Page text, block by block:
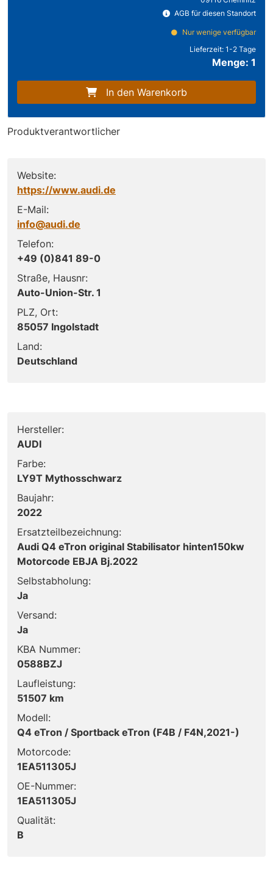
AGB für diesen Standort
Nur wenige verfügbar
Lieferzeit: 1-2 Tage
Menge: 1
In den Warenkorb
Produktverantwortlicher
Website:
https://www.audi.de
E-Mail:
info@audi.de
Telefon:
+49 (0)841 89-0
Straße, Hausnr:
Auto-Union-Str. 1
PLZ, Ort:
85057 Ingolstadt
Land:
Deutschland
Hersteller:
AUDI
Farbe:
LY9T Mythosschwarz
Baujahr:
2022
Ersatzteilbezeichnung:
Audi Q4 eTron original Stabilisator hinten150kw
Motorcode EBJA Bj.2022
Selbstabholung:
Ja
Versand:
Ja
KBA Nummer:
0588BZJ
Laufleistung:
51507 km
Modell:
Q4 eTron / Sportback eTron (F4B / F4N,2021-)
Motorcode:
1EA511305J
OE-Nummer:
1EA511305J
Qualität:
B